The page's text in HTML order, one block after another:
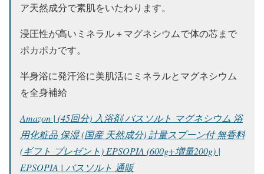
ア天然成分で素肌をいたわります。
浸圧性が高いミネラル＋マグネシウムで体の芯まで
ポカポカです。
半身浴に発汗浴に美肌活にミネラルとマグネシウム
を全身補給
Amazon | (45回分) 入浴剤 バスソルト マグネシウム 浴
用化粧品 保湿 (国産 天然成分) 計量スプーン付 無香料
(ギフト プレゼント) EPSOPIA (600g+増量200g) |
EPSOPIA | バスソルト 通販